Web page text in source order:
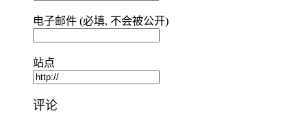
电子邮件 (必填, 不会被公开)
站点
评论